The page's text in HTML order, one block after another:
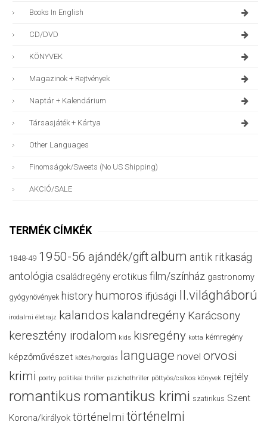
Books In English
CD/DVD
KÖNYVEK
Magazinok + Rejtvények
Naptár + Kalendárium
Társasjáték + Kártya
Other Languages
Finomságok/sweets (no US Shipping)
AKCIÓ/SALE
TERMÉK CÍMKÉK
1848-49 1950-56 ajándék/giftalbum antik ritkaság
antológia családregény erotikus film/színház gastronomy
gyógynövények history humoros ifjúsági II.világháború
irodalmi életrajz kalandos kalandregény Karácsony
keresztény irodalom kids kisregény kotta kémregény
képzőművészet kötés/horgolás language novel orvosi
krimi poetry politikai thriller pszichothriller pöttyös/csíkos könyvek rejtély
romantikus romantikus krimi szatirikus Szent
Korona/királyok történelmi történelmi